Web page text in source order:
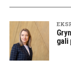
gali